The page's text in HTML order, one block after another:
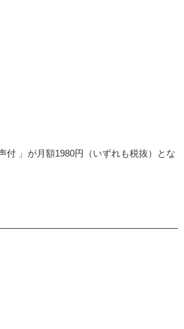
」が月額1980円（いずれも税抜）とな